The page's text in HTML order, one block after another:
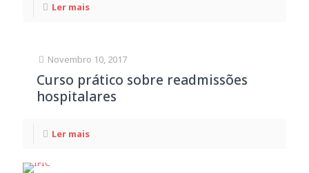
Ler mais
Novembro 10, 2017
Curso prático sobre readmissões
hospitalares
Ler mais